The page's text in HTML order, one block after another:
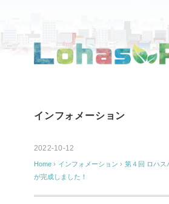
インフォメーション
2022-10-12
Home › インフォメーション › 第４回 ロハス
が完成しました！